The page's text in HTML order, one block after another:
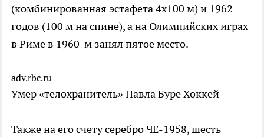
(комбинированная эстафета 4х100 м) и 1962
годов (100 м на спине), а на Олимпийских играх
в Риме в 1960-м занял пятое место.
adv.rbc.ru
Умер «телохранитель» Павла БуреХоккей
Также на его счету серебро ЧЕ-1958, шесть